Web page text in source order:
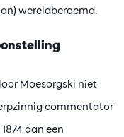
wereldberoemd.
Moesorgski niet
commentator
aan een